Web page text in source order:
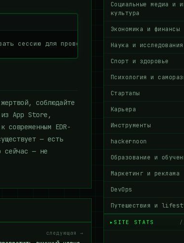
сессию для проверки
соблюдайте
из App Store,
современным EDR-
— есть
сейчас — не
следующая →
Социальные медиа и
культура
Экономика и финансы
Наука и исследования
Спорт и здоровье
Психология и
Стартапы
Карьера
Инструменты
hackernoon
Образование и
Маркетинг и реклама
DevOps
Путешествия и
SITE STATS